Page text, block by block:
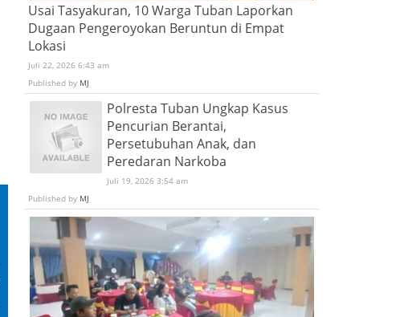
Usai Tasyakuran, 10 Warga Tuban Laporkan
Dugaan Pengeroyokan Beruntun di Empat
Lokasi
Juli 22, 2026 6:43 am
Published by MJ
Polresta Tuban Ungkap Kasus
Pencurian Berantai,
Persetubuhan Anak, dan
Peredaran Narkoba
Juli 19, 2026 3:54 am
Published by MJ